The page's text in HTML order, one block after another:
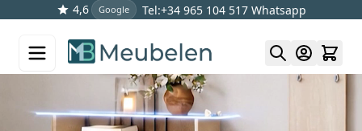
4,6 Google Tel:+34 965 104 517Whatsapp